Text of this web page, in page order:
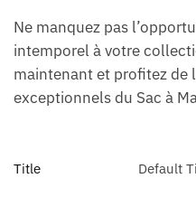
Ne manquez pas
intemporel à votre
maintenant et profitez de
exceptionnels du Sac à
Title Default